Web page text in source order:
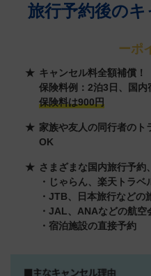
旅行予約後の
ーポ
キャンセル料全額補償！
保険料例：2泊3日、国
保険料は900円
家族や友人の同行者のト
OK
さまざまな国内旅行予約
・じゃらん、楽天トラベ
・JTB、日本旅行などの
・JAL、ANAなどの航空
・宿泊施設の直接予約